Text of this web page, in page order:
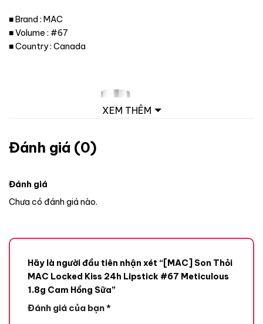
■ Brand : MAC
■ Volume : #67
■ Country : Canada
XEM THÊM
Đánh giá (0)
Đánh giá
Chưa có đánh giá nào.
Hãy là người đầu tiên nhận xét “[MAC] Son Thỏi
MAC Locked Kiss 24h Lipstick #67 Meticulous
1.8g Cam Hồng Sữa”
Đánh giá của bạn*